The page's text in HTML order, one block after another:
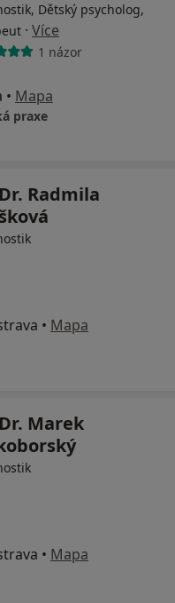
Dětský psycholog,
· Více
1 názor
• Mapa
praxe
Radmila
• Mapa
Marek
• Mapa